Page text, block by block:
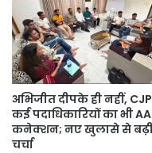
अभिजीत दीपके ही नहीं,
कई पदाधिकारियों का भी
कनेक्शन; नए खुलासे से
चर्चा